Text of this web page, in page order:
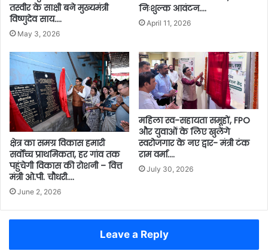
तस्वीर के साक्षी बने मुख्यमंत्री
विष्णुदेव साय….
May 3, 2026
निःशुल्क आवंटन….
April 11, 2026
क्षेत्र का समग्र विकास हमारी
सर्वाेच्च प्राथमिकता, हर गांव तक
पहुंचेगी विकास की रोशनी – वित्त
मंत्री ओ.पी. चौधरी….
June 2, 2026
​महिला स्व-सहायता समूहों, FPO
और युवाओं के लिए खुलेंगे
स्वरोजगार के नए द्वार- मंत्री टंक
राम वर्मा….
July 30, 2026
Leave a Reply